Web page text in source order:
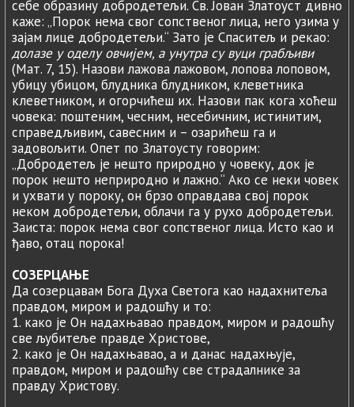
себе образину добродетељи. Св. Јован Златоуст дивно
каже: „Порок нема свог сопственог лица, него узима у
зајам лице добродетељи.“ Зато је Спаситељ и рекао:
долазе у оделу овчијем, a унутра су вуци грабљиви
(Мат. 7, 15). Назови лажова лажовом, лопова лоповом,
убицу убицом, блудника блудником, клеветника
клеветником, и огорчићеш их. Назови пак кога хоћеш
човека: поштеним, чесним, несебичним, истинитим,
справедљивим, савесним и – озарићеш га и
задовољити. Опет по Златоусту говорим:
„Добродетељ је нешто природно у човеку, док је
порок нешто неприродно и лажно.“ Ако се неки човек
и ухвати у пороку, он брзо оправдава свој порок
неком добродетељи, облачи га у рухо добродетељи.
Заиста: порок нема свог сопственог лица. Исто као и
ђаво, отац порока!
СОЗЕРЦАЊЕ
Да созерцавам Бога Духа Светога као надахнитеља
правдом, миром и радошћу и то:
1. како је Он надахњавао правдом, миром и радошћу
све љубитеље правде Христове,
2. како је Он надахњавао, a и данас надахњује,
правдом, миром и радошћу све страдалнике за
правду Христову.